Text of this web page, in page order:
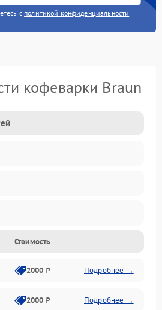
с политикой конфиденциальности
кофеварки Braun
Стоимость
2000 ₽ Подробнее →
2000 ₽ Подробнее →